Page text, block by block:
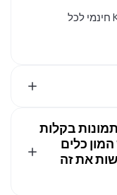
כן, כלי הוספת צורה לתמונה של Kapwing חינמי לכל
מים. ברגע
מהיצירות שלך.
בקלות
כלים
את זה